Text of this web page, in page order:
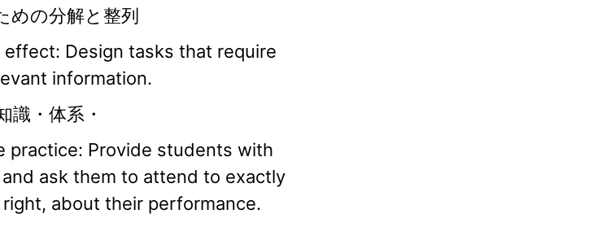
めの分解と整列
Design tasks that require
information.
識・体系・
practice: Provide students with
ask them to attend to exactly
about their performance.